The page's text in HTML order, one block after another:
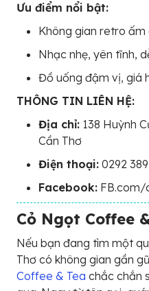
Ưu điểm nổi bật:
Không gian retro ấm
Nhạc nhẹ, yên tĩnh,
Đồ uống đậm vị, giá
THÔNG TIN LIÊN HỆ:
Địa chỉ: 138 Huỳnh
Cần Thơ
Điện thoại: 0292
Facebook: FB.com/
Cỏ Ngọt Coffee
Nếu bạn đang tìm một
Thơ có không gian gần
Coffee & Tea chắc chắn